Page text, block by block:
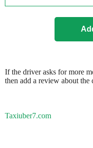
If the driver asks for more
then add a review about the
Taxiuber7.com